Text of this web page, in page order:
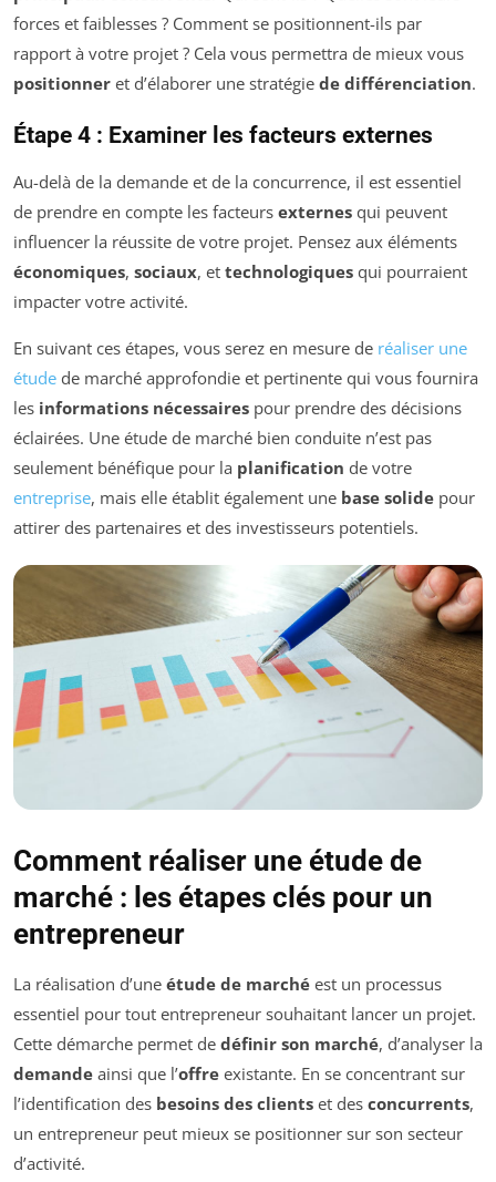
forces et faiblesses ? Comment se positionnent-ils par
rapport à votre projet ? Cela vous permettra de mieux vous
positionner et d’élaborer une stratégie de différenciation.
Étape 4 : Examiner les facteurs externes
Au-delà de la demande et de la concurrence, il est essentiel
de prendre en compte les facteurs externes qui peuvent
influencer la réussite de votre projet. Pensez aux éléments
économiques, sociaux, et technologiques qui pourraient
impacter votre activité.
En suivant ces étapes, vous serez en mesure de réaliser une
étude de marché approfondie et pertinente qui vous fournira
les informations nécessaires pour prendre des décisions
éclairées. Une étude de marché bien conduite n’est pas
seulement bénéfique pour la planification de votre
entreprise, mais elle établit également une base solide pour
attirer des partenaires et des investisseurs potentiels.
Comment réaliser une étude de
marché : les étapes clés pour un
entrepreneur
La réalisation d’une étude de marché est un processus
essentiel pour tout entrepreneur souhaitant lancer un projet.
Cette démarche permet de définir son marché, d’analyser la
demande ainsi que l’offre existante. En se concentrant sur
l’identification des besoins des clients et des concurrents,
un entrepreneur peut mieux se positionner sur son secteur
d’activité.